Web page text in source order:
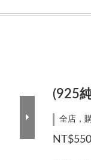
(925
全店，
NT$550